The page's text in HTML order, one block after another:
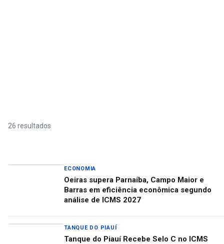
26 resultados
ECONOMIA
Oeiras supera Parnaíba, Campo Maior e
Barras em eficiência econômica segundo
análise de ICMS 2027
TANQUE DO PIAUÍ
Tanque do Piauí Recebe Selo C no ICMS